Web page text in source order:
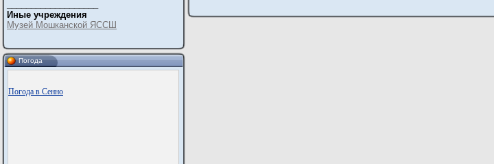
Иные учреждения
Музей Мошканской ЯССШ
Погода
Погода в Сенно